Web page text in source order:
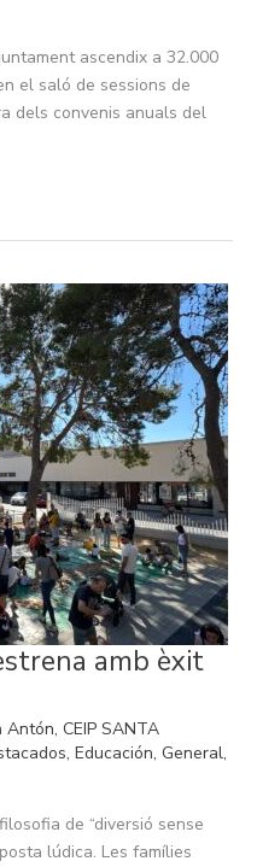
ascendix a 32.000
el saló de sessions de
dels convenis anuals del
amb èxit
Antón, CEIP SANTA
, Educación, General,
de “diversió sense
lúdica. Les famílies